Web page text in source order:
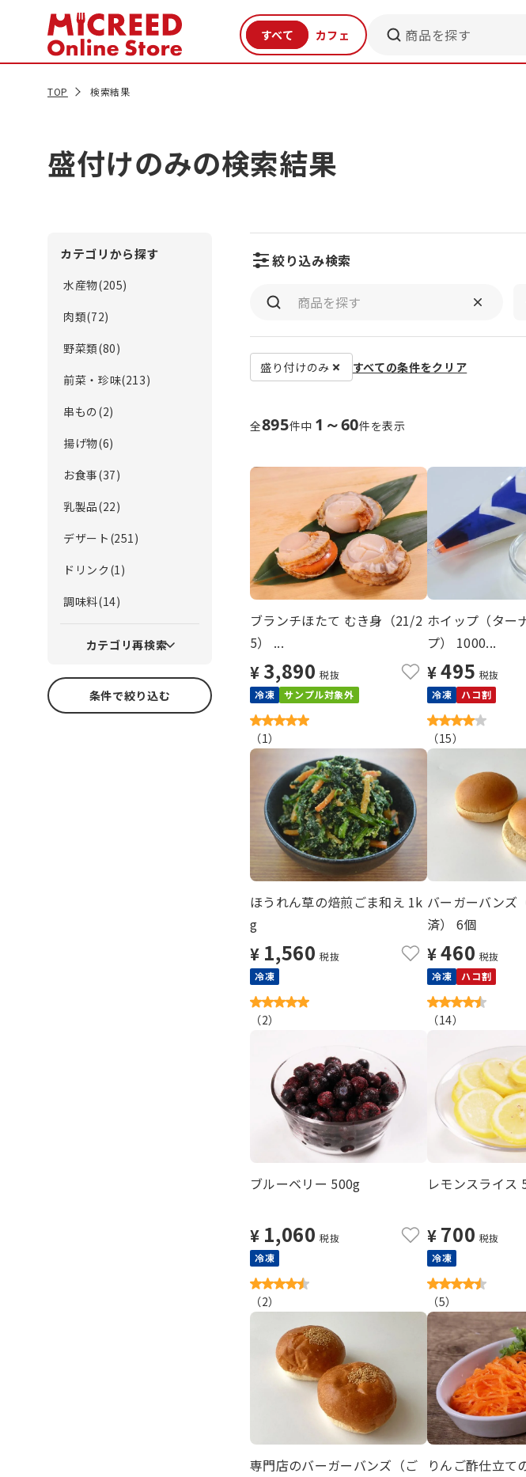
商品を探す
TOP 検索結果
盛付けのみの検索結果
絞り込み検索
盛り付けのみ すべての条件をクリア
全895件中 1～60件を表示
ブランチほたて むき身（21/2
5） ...
¥ 3,890 税抜
冷凍
サンプル対象外
（1）
ホイップ（ター
プ） 1000...
¥495 税抜
冷凍
ハコ割
（15）
ほうれん草の焙煎ごま和え 1k
g
¥ 1,560 税抜
冷凍
（2）
バーガーバンズ
済） 6個
¥460 税抜
冷凍
ハコ割
（14）
ブルーベリー 500g
¥ 1,060 税抜
冷凍
（2）
レモンスライス
¥ 700 税抜
冷凍
（5）
専門店のバーガーバンズ（ご
りんご酢仕立て
カテゴリから探す
水産物(205)
肉類(72)
野菜類(80)
前菜・珍味(213)
串もの(2)
揚げ物(6)
お食事(37)
乳製品(22)
デザート(251)
ドリンク(1)
調味料(14)
カテゴリ再検索
条件で絞り込む